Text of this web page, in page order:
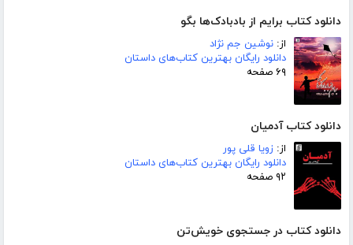
دانلود کتاب برایم از بادبادک‌ها بگو
از: نوشین جم نژاد
دانلود رایگان بهترین کتاب‌های داستان
۶۹ صفحه
دانلود کتاب آدمیان
از: زویا قلی پور
دانلود رایگان بهترین کتاب‌های داستان
۹۲ صفحه
دانلود کتاب در جستجوی خویش‌تن